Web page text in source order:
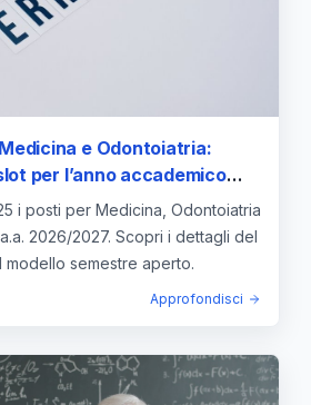
e Odontoiatria:
per l’anno accademico
i posti per Medicina, Odontoiatria
2026/2027. Scopri i dettagli del
semestre aperto.
Approfondisci